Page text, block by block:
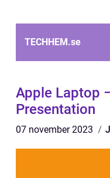
TECHHEM.se
Apple Laptop
Presentation
07 november 2023